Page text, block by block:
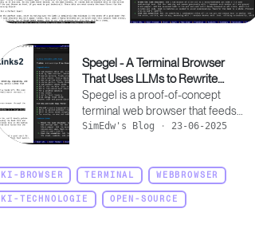
Spegel - A Terminal Browser
That Uses LLMs to Rewrite
Webpages
Spegel is a proof-of-concept
terminal web browser that feeds
HTML through an LLM before
SimEdw's Blog · 23-06-2025
KI-BROWSER TERMINAL WEBBROWSER
KI-TECHNOLOGIE OPEN-SOURCE